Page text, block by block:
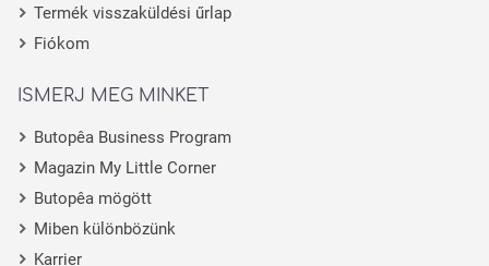
Termék visszaküldési űrlap
Fiókom
ISMERJ MEG MINKET
Butopêa Business Program
Magazin My Little Corner
Butopêa mögött
Miben különbözünk
Karrier